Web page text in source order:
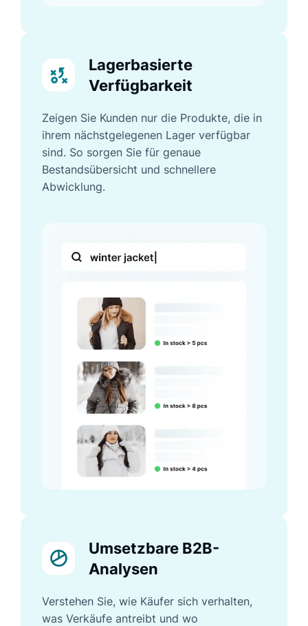
Lagerbasierte
Verfügbarkeit
Zeigen Sie Kunden nur die Produkte, die in
ihrem nächstgelegenen Lager verfügbar
sind. So sorgen Sie für genaue
Bestandsübersicht und schnellere
Abwicklung.
Umsetzbare B2B-
Analysen
Verstehen Sie, wie Käufer sich verhalten,
was Verkäufe antreibt und wo